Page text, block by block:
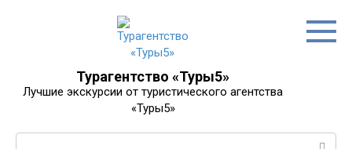
Турагентство «Туры5»
Лучшие экскурсии от туристического агентства
«Туры5»